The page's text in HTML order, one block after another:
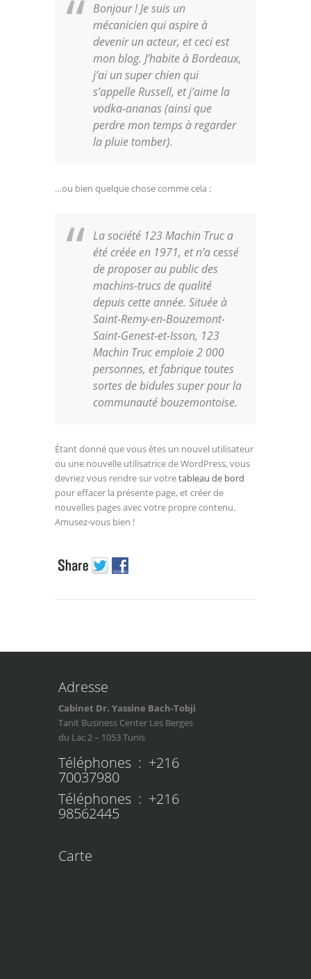
Bonjour ! Je suis un
mécanicien qui aspire à
devenir un acteur, et ceci est
mon blog. J’habite à Bordeaux,
j’ai un super chien qui
s’appelle Russell, et j’aime la
vodka-ananas (ainsi que
perdre mon temps à regarder
la pluie tomber).
…ou bien quelque chose comme cela :
La société 123 Machin Truc a
été créée en 1971, et n’a cessé
de proposer au public des
machins-trucs de qualité
depuis cette année. Située à
Saint-Remy-en-Bouzemont-
Saint-Genest-et-Isson, 123
Machin Truc emploie 2 000
personnes, et fabrique toutes
sortes de bidules super pour la
communauté bouzemontoise.
Étant donné que vous êtes un nouvel utilisateur
ou une nouvelle utilisatrice de WordPress, vous
devriez vous rendre sur votretableau de bord
pour effacer la présente page, et créer de
nouvelles pages avec votre propre contenu.
Amusez-vous bien !
Adresse
Cabinet Dr. Yassine Bach-Tobji
Tanit Business Center Les Berges
du Lac 2 – 1053 Tunis
Téléphones : +216
70037980
Téléphones : +216
98562445
Carte